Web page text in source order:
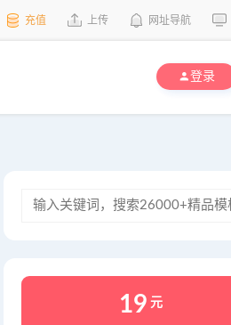
充值 上传 网址导航
登录
19 元